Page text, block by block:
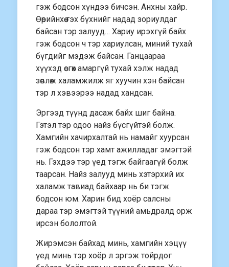
гэж бодсон хүндээ бичсэн. Анхны хайр.
Өөрийнхөө гэх бүхнийг надад зориулдаг
байсан тэр залууд… Хариу ирэхгүй байх
гэж бодсон ч тэр хариулсан, миний тухай
бүгдийг мэдэж байсан. Ганцаараа
хүүхэд өсгөх амаргүй тухай хэлж надад
зөвлөж халамжилж яг хуучин хэн байсан
тэр л хэвээрээ надад хандсан.
Эргээд түүнд дасаж байх шиг байна.
Гэтэл тэр одоо найз бүсгүйтэй болж.
Хамгийн хачирхалтай нь намайг хуурсан
гэж бодсон тэр хамт ажилладаг эмэгтэй
нь. Гэхдээ тэр үед тэгж байгаагүй болж
таарсан. Найз залууд минь хэтэрхий их
халамж тавиад байхаар нь би тэгж
бодсон юм. Харин бид хоёр салсны
дараа тэр эмэгтэй түүний амьдралд орж
ирсэн бололтой.
Жирэмсэн байхад минь, хамгийн хэцүү
үед минь тэр хоёр л эргэж тойрдог